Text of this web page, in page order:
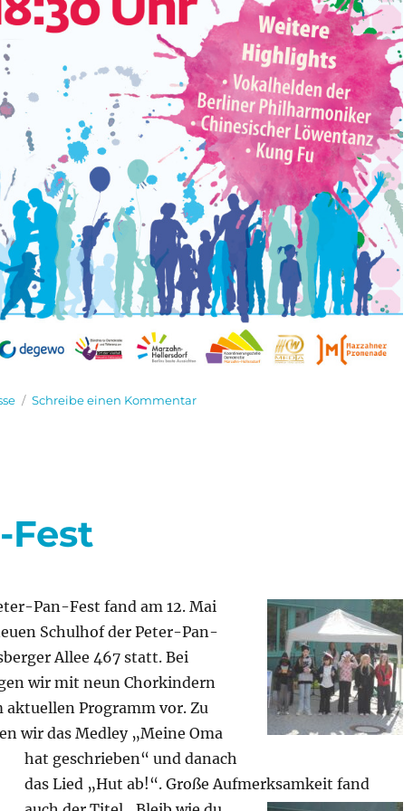
Schreibe einen Kommentarzu
Fest
Pan-Fest fand am 12. Mai
Schulhof der Peter-Pan-
Allee 467 statt. Bei
wir mit neun Chorkindern
aktuellen Programm vor. Zu
wir das Medley „Meine Oma
hat geschrieben“ unddanach
das Lied „Hut ab!“. Große Aufmerksamkeit fand